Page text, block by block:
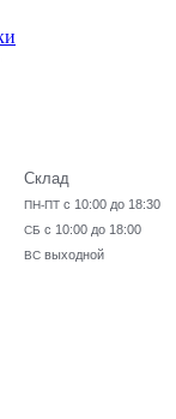
Склад
ПН-ПТ с 10:00 до 18:30
СБ с 10:00 до 18:00
ВС выходной